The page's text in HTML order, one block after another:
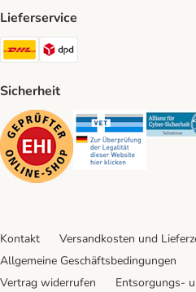
Lieferservice
DHL Shipping Method
Sicherheit
Security Security
Kontakt Versandkosten und
Allgemeine Geschäftsbedingungen
Vertrag widerrufen
Entsorgungs-